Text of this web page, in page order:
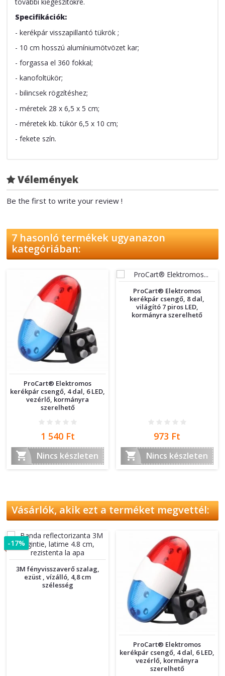
Specifikációk:
- kerékpár visszapillantó tükrök ;
- 10 cm hosszú alumíniumötvözet kar;
- forgassa el 360 fokkal;
- kanofoltükör;
- bilincsek rögzítéshez;
- méretek 28 x 6,5 x 5 cm;
- méretek kb. tükör 6,5 x 10 cm;
- fekete szín.
Vélemények
Be the first to write your review !
7 hasonló termékek ugyanazon
kategóriában:
ProCart® Elektromos
kerékpár csengő, 4 dal, 6 LED,
vezérlő, kormányra
szerelhető
Ár
1 540 Ft

Nincs készleten
ProCart® Elektromos
kerékpár csengő, 8 dal,
világító 7 piros LED,
kormányra szerelhető
Ár
973 Ft

Nincs készleten
Vásárlók, akik ezt a terméket megvettél:
3M fényvisszaverő szalag,
ezüst , vízálló, 4,8 cm
szélesség
-17%
ProCart® Elektromos
kerékpár csengő, 4 dal, 6 LED,
vezérlő, kormányra
szerelhető